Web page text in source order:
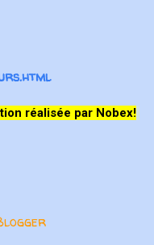
réalisée par Nobex!